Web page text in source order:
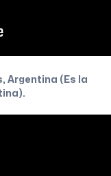
Argentina (Es la